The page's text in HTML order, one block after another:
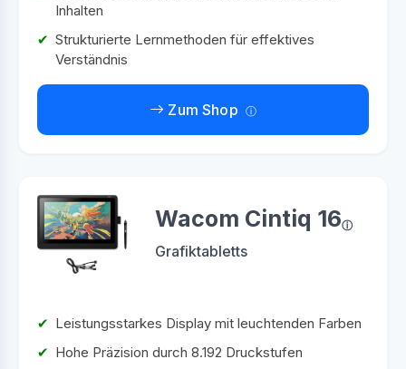
Inhalten
Strukturierte Lernmethoden für effektives
Verständnis
Zum Shop
Wacom Cintiq 16
Grafiktabletts
Leistungsstarkes Display mit leuchtenden Farben
Hohe Präzision durch 8.192 Druckstufen